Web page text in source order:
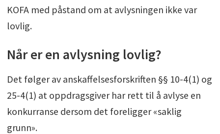
KOFA med påstand om at avlysningen ikke var
lovlig.
Når er en avlysning lovlig?
Det følger av anskaffelsesforskriften §§ 10-4(1) og
25-4(1) at oppdragsgiver har rett til å avlyse en
konkurranse dersom det foreligger «saklig
grunn».